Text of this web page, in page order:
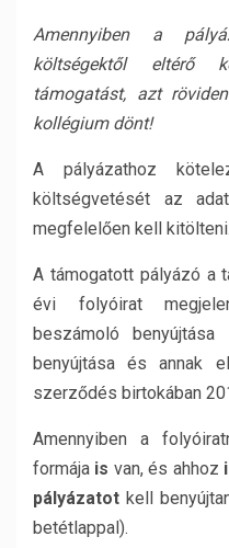
Amennyiben a
költségektől eltérő
támogatást, azt
kollégium dönt!
A pályázathoz
költségvetését az
megfelelően kell kitölteni.
A támogatott pályázó a
évi folyóirat
beszámoló
benyújtása és annak
szerződés birtokában
Amennyiben a
formája is van, és ahhoz
pályázatot kell
betétlappal).